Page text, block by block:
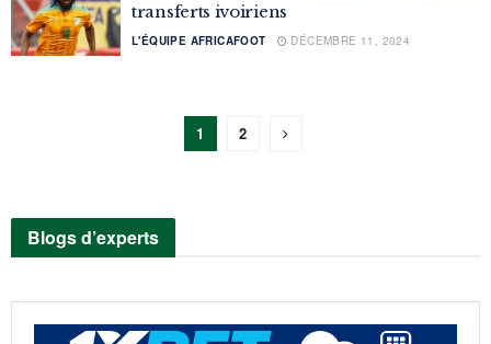
transferts ivoiriens
L'ÉQUIPE AFRICAFOOT DÉCEMBRE 11, 2024
1 2
Blogs d’experts